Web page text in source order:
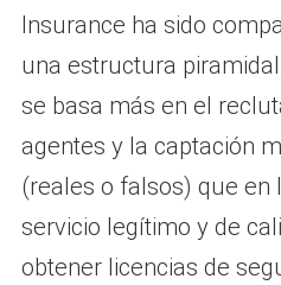
Insurance ha sido
una estructura
se basa más en el
agentes y la captación
(reales o falsos) que en
servicio legítimo y de
obtener licencias de